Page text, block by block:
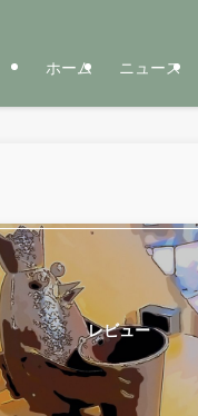
ホーム ニュース
レビュー